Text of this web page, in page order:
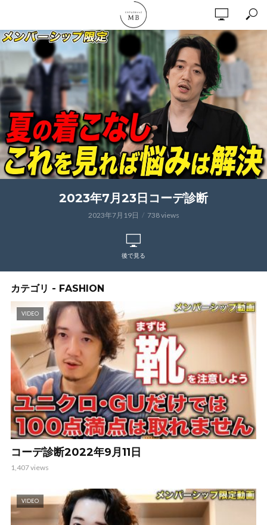
2023年7月23日コーデ診断
2023年7月19日 738 views
後で見る
カテゴリ - FASHION
VIDEO
コーデ診断2022年9月11日
1,407 views
VIDEO